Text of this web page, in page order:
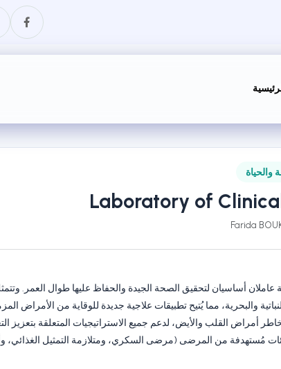
والحياة
Laboratory of
أساسيان لتحقيق الصحة الجيدة والحفاظ عليها طوال العمر.
والبحرية، مما يُتيح تطبيقات علاجية جديدة للوقاية من الأمراض
أمراض القلب والأيض، لدعم جميع الاستراتيجيات المتعلقة بتعزيز
مُستهدفة من المرضى (مرضى السكري، ومتلازمة التمثيل الغذائي،